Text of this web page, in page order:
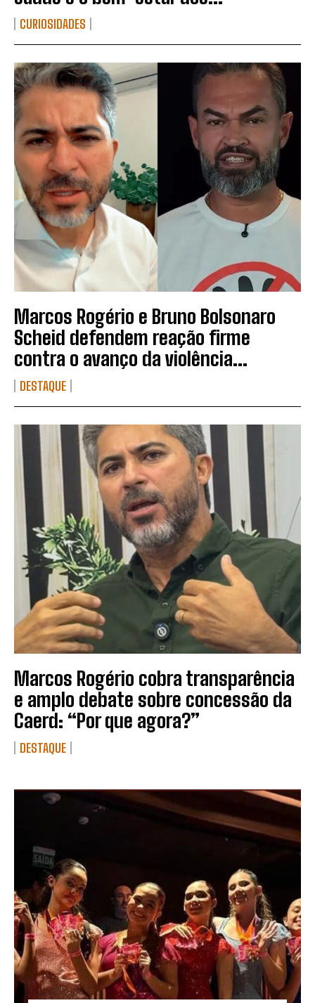
CURIOSIDADES
Marcos Rogério e Bruno Bolsonaro
Scheid defendem reação firme
contra o avanço da violência...
DESTAQUE
Marcos Rogério cobra transparência
e amplo debate sobre concessão da
Caerd: “Por que agora?”
DESTAQUE